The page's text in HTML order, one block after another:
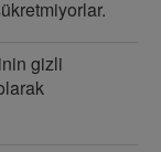
gizli